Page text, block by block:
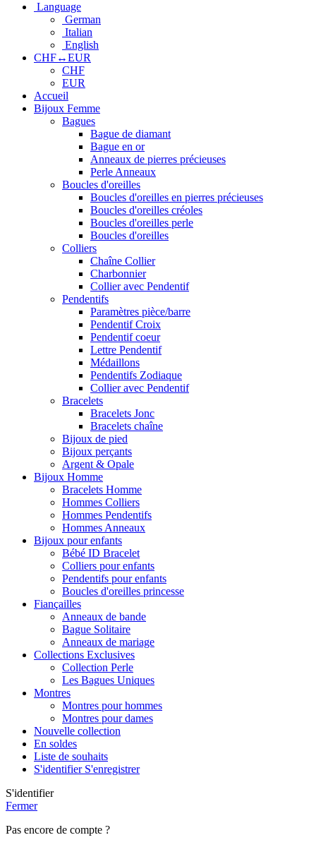
Language
German
Italian
English
CHF↔EUR
CHF
EUR
Accueil
Bijoux Femme
Bagues
Bague de diamant
Bague en or
Anneaux de pierres précieuses
Perle Anneaux
Boucles d'oreilles
Boucles d'oreilles en pierres précieuses
Boucles d'oreilles créoles
Boucles d'oreilles perle
Boucles d'oreilles
Colliers
Chaîne Collier
Charbonnier
Collier avec Pendentif
Pendentifs
Paramètres pièce/barre
Pendentif Croix
Pendentif coeur
Lettre Pendentif
Médaillons
Pendentifs Zodiaque
Collier avec Pendentif
Bracelets
Bracelets Jonc
Bracelets chaîne
Bijoux de pied
Bijoux perçants
Argent & Opale
Bijoux Homme
Bracelets Homme
Hommes Colliers
Hommes Pendentifs
Hommes Anneaux
Bijoux pour enfants
Bébé ID Bracelet
Colliers pour enfants
Pendentifs pour enfants
Boucles d'oreilles princesse
Fiançailles
Anneaux de bande
Bague Solitaire
Anneaux de mariage
Collections Exclusives
Collection Perle
Les Bagues Uniques
Montres
Montres pour hommes
Montres pour dames
Nouvelle collection
En soldes
Liste de souhaits
S'identifier S'enregistrer
S'identifier
Fermer
Pas encore de compte ?